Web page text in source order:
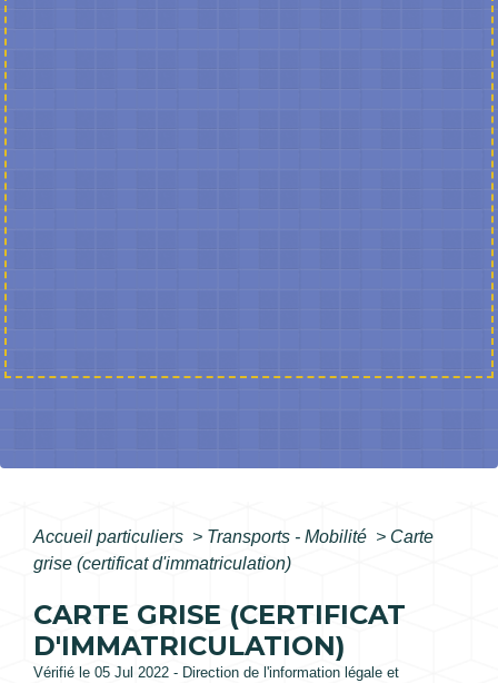
Accueil particuliers > Transports - Mobilité > Carte
grise (certificat d'immatriculation)
CARTE GRISE (CERTIFICAT
D'IMMATRICULATION)
Vérifié le 05 Jul 2022 - Direction de l'information légale et